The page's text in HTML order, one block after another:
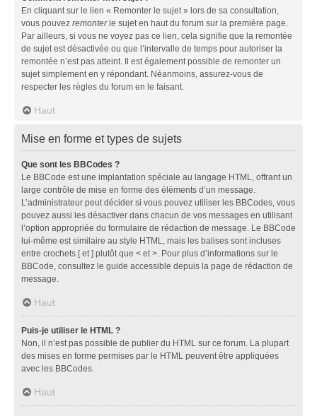
En cliquant sur le lien « Remonter le sujet » lors de sa consultation,
vous pouvez remonterle sujet en haut du forum sur la première page.
Par ailleurs, si vous ne voyez pas ce lien, cela signifie que la remontée
de sujet est désactivée ou que l’intervalle de temps pour autoriser la
remontée n’est pas atteint. Il est également possible de remonter un
sujet simplement en y répondant. Néanmoins, assurez-vous de
respecter les règles du forum en le faisant.
Haut
Mise en forme et types de sujets
Que sont les BBCodes ?
Le BBCode est une implantation spéciale au langage HTML, offrant un
large contrôle de mise en forme des éléments d’un message.
L’administrateur peut décider si vous pouvez utiliser les BBCodes, vous
pouvez aussi les désactiver dans chacun de vos messages en utilisant
l’option appropriée du formulaire de rédaction de message. Le BBCode
lui-même est similaire au style HTML, mais les balises sont incluses
entre crochets [ et ] plutôt que < et >. Pour plus d’informations sur le
BBCode, consultez le guide accessible depuis la page de rédaction de
message.
Haut
Puis-je utiliser le HTML ?
Non, il n’est pas possible de publier du HTML sur ce forum. La plupart
des mises en forme permises par le HTML peuvent être appliquées
avec les BBCodes.
Haut